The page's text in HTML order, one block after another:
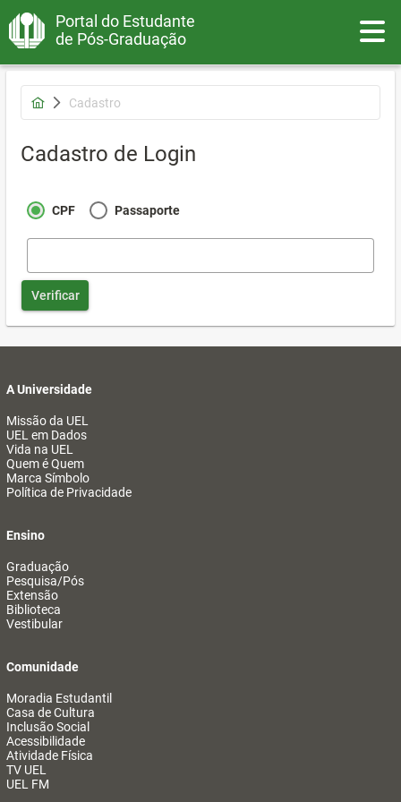
Portal do Estudante
de Pós-Graduação
Cadastro
Cadastro de Login
CPF Passaporte
Verificar
A Universidade
Missão da UEL
UEL em Dados
Vida na UEL
Quem é Quem
Marca Símbolo
Política de Privacidade
Ensino
Graduação
Pesquisa/Pós
Extensão
Biblioteca
Vestibular
Comunidade
Moradia Estudantil
Casa de Cultura
Inclusão Social
Acessibilidade
Atividade Física
TV UEL
UEL FM